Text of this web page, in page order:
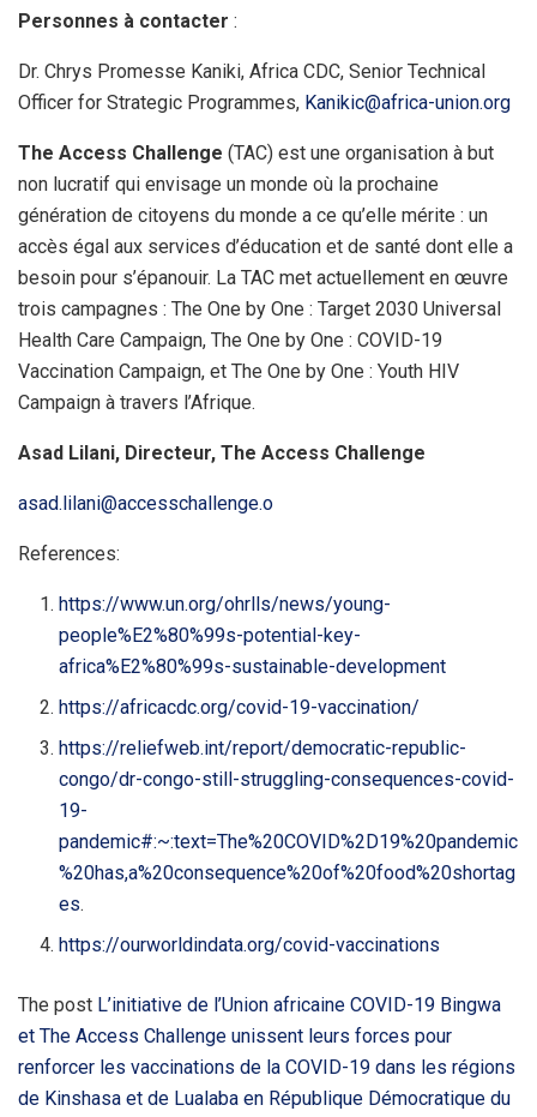
Personnes à contacter :
Dr. Chrys Promesse Kaniki, Africa CDC, Senior Technical
Officer for Strategic Programmes, Kanikic@africa-union.org
The Access Challenge (TAC) est une organisation à but
non lucratif qui envisage un monde où la prochaine
génération de citoyens du monde a ce qu’elle mérite : un
accès égal aux services d’éducation et de santé dont elle a
besoin pour s’épanouir. La TAC met actuellement en œuvre
trois campagnes : The One by One : Target 2030 Universal
Health Care Campaign, The One by One : COVID-19
Vaccination Campaign, et The One by One : Youth HIV
Campaign à travers l’Afrique.
Asad Lilani, Directeur, The Access Challenge
asad.lilani@accesschallenge.o
References:
https://www.un.org/ohrlls/news/young-
people%E2%80%99s-potential-key-
africa%E2%80%99s-sustainable-development
https://africacdc.org/covid-19-vaccination/
https://reliefweb.int/report/democratic-republic-
congo/dr-congo-still-struggling-consequences-covid-
19-
pandemic#:~:text=The%20COVID%2D19%20pandemic
%20has,a%20consequence%20of%20food%20shortag
es.
https://ourworldindata.org/covid-vaccinations
The post L’initiative de l’Union africaine COVID-19 Bingwa
et The Access Challenge unissent leurs forces pour
renforcer les vaccinations de la COVID-19 dans les régions
de Kinshasa et de Lualaba en République Démocratique du